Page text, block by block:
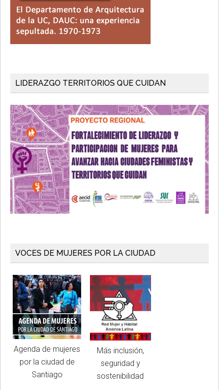
LIDERAZGO TERRITORIOS QUE CUIDAN
VOCES DE MUJERES POR LA CIUDAD
Agenda de mujeres
por la ciudad de
Santiago
Más inclusión,
seguridad y
sostenibilidad